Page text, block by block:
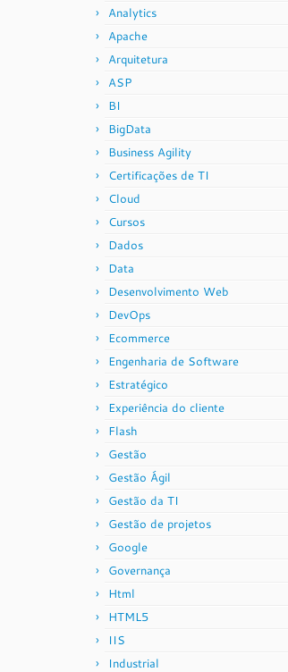
Analytics
Apache
Arquitetura
ASP
BI
BigData
Business Agility
Certificações de TI
Cloud
Cursos
Dados
Data
Desenvolvimento Web
DevOps
Ecommerce
Engenharia de Software
Estratégico
Experiência do cliente
Flash
Gestão
Gestão Ágil
Gestão da TI
Gestão de projetos
Google
Governança
Html
HTML5
IIS
Industrial